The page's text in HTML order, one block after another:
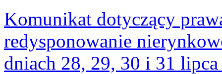
Komunikat dotyczący
redysponowanie
dniach 28, 29, 30 i 31